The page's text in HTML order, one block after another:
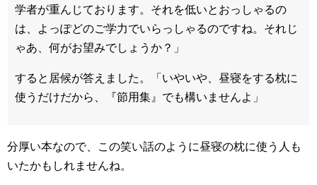
学者が重んじております。それを低いとおっしゃるの
は、よっぽどのご学力でいらっしゃるのですね。それじ
ゃあ、何がお望みでしょうか？」
すると居候が答えました。「いやいや、昼寝をする枕に
使うだけだから、『節用集』でも構いませんよ」
分厚い本なので、この笑い話のように昼寝の枕に使う人も
いたかもしれませんね。